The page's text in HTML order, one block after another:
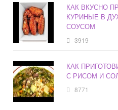
КАК ВКУСНО
КУРИНЫЕ В
СОУСОМ
3919
КАК
С РИСОМ И
8771